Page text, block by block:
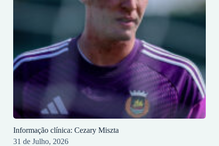
Informação clínica: Cezary Miszta
31 de Julho, 2026